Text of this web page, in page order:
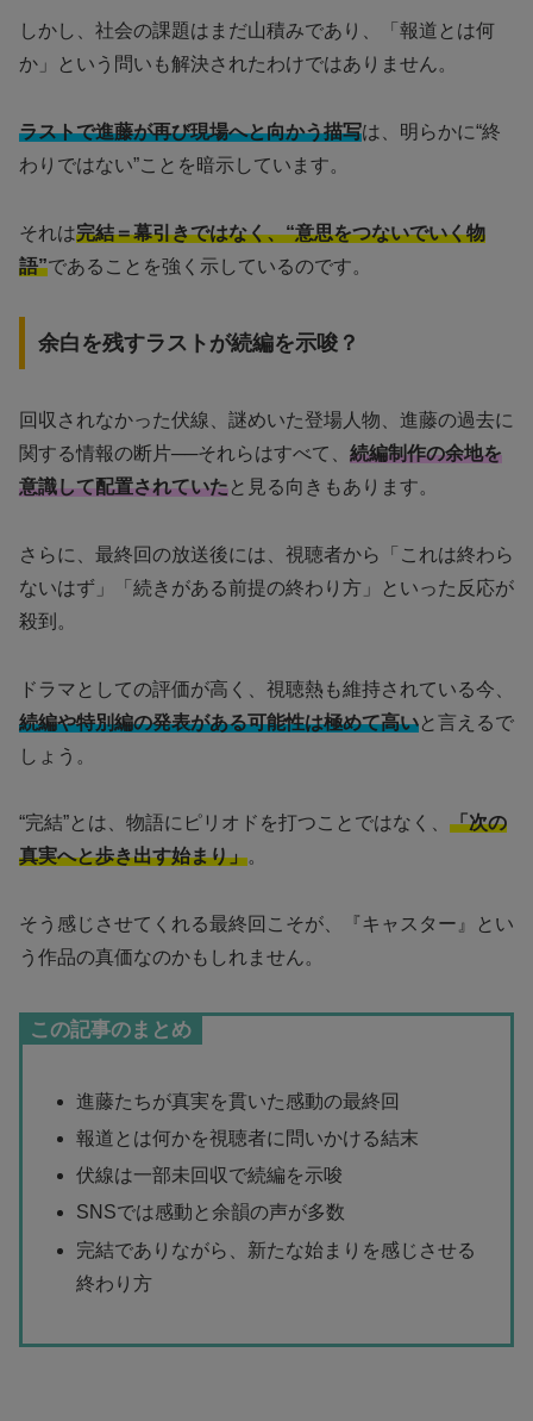
しかし、社会の課題はまだ山積みであり、「報道とは何
か」という問いも解決されたわけではありません。
ラストで進藤が再び現場へと向かう描写は、明らかに“終
わりではない”ことを暗示しています。
それは完結＝幕引きではなく、“意思をつないでいく物
語”であることを強く示しているのです。
余白を残すラストが続編を示唆？
回収されなかった伏線、謎めいた登場人物、進藤の過去に
関する情報の断片──それらはすべて、 続編制作の余地を
意識して配置されていたと見る向きもあります。
さらに、最終回の放送後には、視聴者から「これは終わら
ないはず」「続きがある前提の終わり方」といった反応が
殺到。
ドラマとしての評価が高く、視聴熱も維持されている今、
続編や特別編の発表がある可能性は極めて高いと言えるで
しょう。
“完結”とは、物語にピリオドを打つことではなく、 「次の
真実へと歩き出す始まり」。
そう感じさせてくれる最終回こそが、『キャスター』とい
う作品の真価なのかもしれません。
この記事のまとめ
進藤たちが真実を貫いた感動の最終回
報道とは何かを視聴者に問いかける結末
伏線は一部未回収で続編を示唆
SNSでは感動と余韻の声が多数
完結でありながら、新たな始まりを感じさせる
終わり方